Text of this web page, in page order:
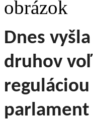
Dnes
druhov
parlament